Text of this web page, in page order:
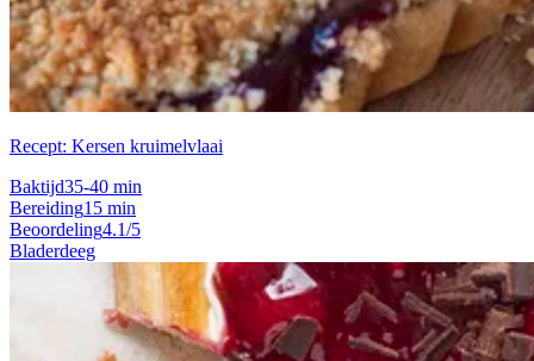
Recept: Kersen kruimelvlaai
Baktijd35-40 min
Bereiding15 min
Beoordeling4.1/5
Bladerdeeg